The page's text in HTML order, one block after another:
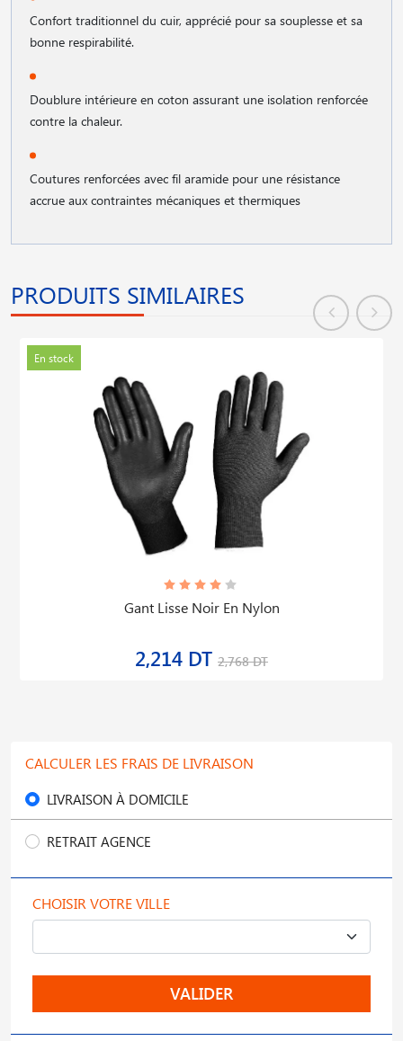
Confort traditionnel du cuir, apprécié pour sa souplesse et sa
bonne respirabilité.
Doublure intérieure en coton assurant une isolation renforcée
contre la chaleur.
Coutures renforcées avec fil aramide pour une résistance
accrue aux contraintes mécaniques et thermiques
PRODUITS SIMILAIRES
En stock
Gant Lisse Noir En Nylon
2,214 DT 2,768 DT
CALCULER LES FRAIS DE LIVRAISON
LIVRAISON À DOMICILE
RETRAIT AGENCE
CHOISIR VOTRE VILLE
VALIDER